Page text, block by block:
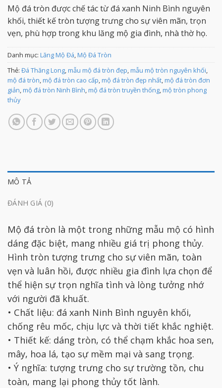
Mộ đá tròn được chế tác từ đá xanh Ninh Bình nguyên
khối, thiết kế tròn tượng trưng cho sự viên mãn, trọn
vẹn, phù hợp trong khu lăng mộ gia đình, nhà thờ họ.
Danh mục: Lăng Mộ Đá,Mộ Đá Tròn
Thẻ: Đá Thăng Long,mẫu mộ đá tròn đẹp,mẫu mộ tròn nguyên khối,
mộ đá tròn,mộ đá tròn cao cấp,mộ đá tròn đẹp nhất,mộ đá tròn đơn
giản,mộ đá tròn Ninh Bình,mộ đá tròn truyền thống,mộ tròn phong
thủy
MÔ TẢ
ĐÁNH GIÁ (0)
Mộ đá tròn là một trong những mẫu mộ có hình
dáng đặc biệt, mang nhiều giá trị phong thủy.
Hình tròn tượng trưng cho sự viên mãn, toàn
vẹn và luân hồi, được nhiều gia đình lựa chọn để
thể hiện sự trọn nghĩa tình và lòng tưởng nhớ
với người đã khuất.
• Chất liệu: đá xanh Ninh Bình nguyên khối,
chống rêu mốc, chịu lực và thời tiết khắc nghiệt.
• Thiết kế: dáng tròn, có thể chạm khắc hoa sen,
mây, hoa lá, tạo sự mềm mại và sang trọng.
• Ý nghĩa: tượng trưng cho sự trường tồn, chu
toàn, mang lại phong thủy tốt lành.